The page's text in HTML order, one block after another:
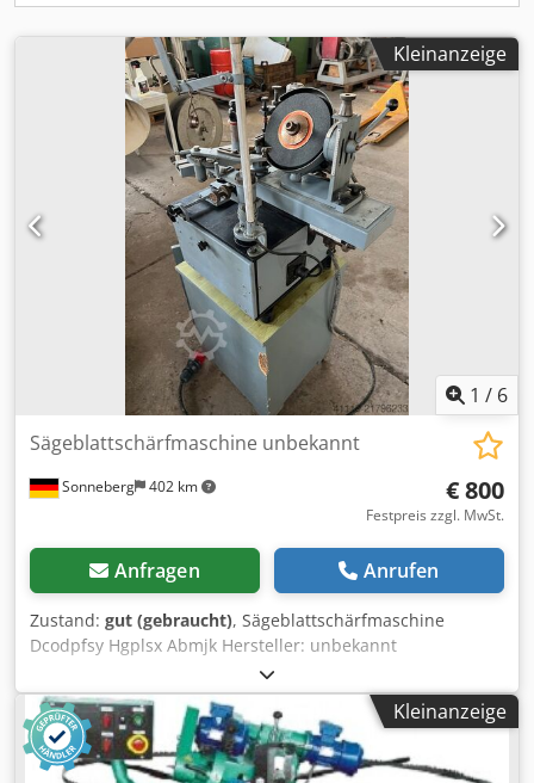
Kleinanzeige
1 / 6
Sonneberg 402 km
Sägeblattschärfmaschine unbekannt
€ 800
Festpreis zzgl. MwSt.
Anfragen Anrufen
Zustand: gut (gebraucht), Sägeblattschärfmaschine
Dcodpfsy Hgplsx Abmjk Hersteller: unbekannt
Kreissägendurchmesser: bis ca. 200 mm Schleifscheiben:
160 x 15 mm Anschluss: kW Maße Säge: 320 x 340 x 500
mm Maße Unterschrank: 410 x 410 x 590 mm
Zubehör/Ausstattung: Zustand: gut Gewicht: 100 kg
Abmaße: 410 x 410 x 1.100 mm
Kleinanzeige